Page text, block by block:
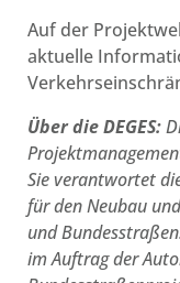
Auf der
aktuelle
Über die DEGES:
Sie verantwortet
für den Neubau
und
im Auftrag der